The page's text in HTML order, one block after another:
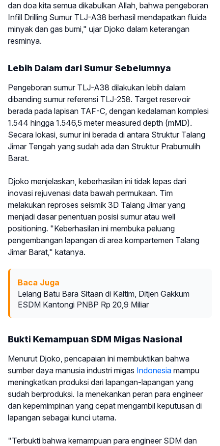
dan doa kita semua dikabulkan Allah, bahwa pengeboran
Infill Drilling Sumur TLJ-A38 berhasil mendapatkan fluida
minyak dan gas bumi," ujar Djoko dalam keterangan
resminya.
Lebih Dalam dari Sumur Sebelumnya
Pengeboran sumur TLJ-A38 dilakukan lebih dalam
dibanding sumur referensi TLJ-258. Target reservoir
berada pada lapisan TAF-C, dengan kedalaman komplesi
1.544 hingga 1.546,5 meter measured depth (mMD).
Secara lokasi, sumur ini berada di antara Struktur Talang
Jimar Tengah yang sudah ada dan Struktur Prabumulih
Barat.
Djoko menjelaskan, keberhasilan ini tidak lepas dari
inovasi rejuvenasi data bawah permukaan. Tim
melakukan reproses seismik 3D Talang Jimar yang
menjadi dasar penentuan posisi sumur atau well
positioning. "Keberhasilan ini membuka peluang
pengembangan lapangan di area kompartemen Talang
Jimar Barat," katanya.
Baca Juga
Lelang Batu Bara Sitaan di Kaltim, Ditjen Gakkum
ESDM Kantongi PNBP Rp 20,9 Miliar
Bukti Kemampuan SDM Migas Nasional
Menurut Djoko, pencapaian ini membuktikan bahwa
sumber daya manusia industri migas Indonesia mampu
meningkatkan produksi dari lapangan-lapangan yang
sudah berproduksi. Ia menekankan peran para engineer
dan kepemimpinan yang cepat mengambil keputusan di
lapangan sebagai kunci utama.
"Terbukti bahwa kemampuan para engineer SDM dan